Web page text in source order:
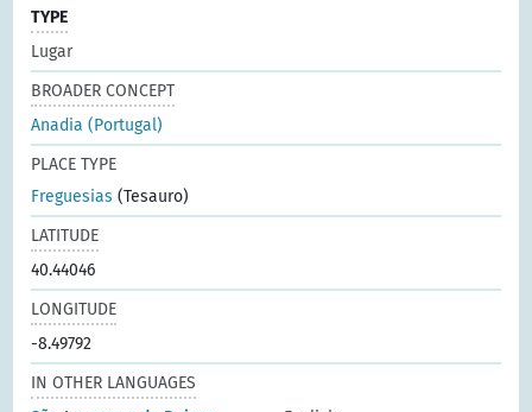
TYPE
Lugar
BROADER CONCEPT
Anadia (Portugal)
PLACE TYPE
Freguesias (Tesauro)
LATITUDE
40.44046
LONGITUDE
-8.49792
IN OTHER LANGUAGES